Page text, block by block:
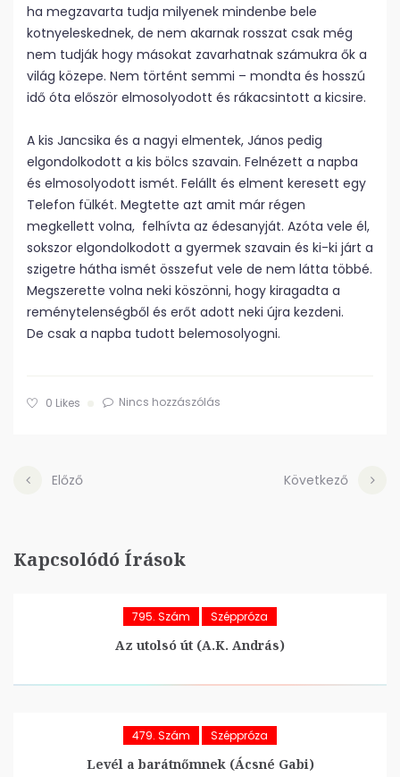
ha megzavarta tudja milyenek mindenbe bele
kotnyeleskednek, de nem akarnak rosszat csak még
nem tudják hogy másokat zavarhatnak számukra ők a
világ közepe. Nem történt semmi – mondta és hosszú
idő óta először elmosolyodott és rákacsintott a kicsire.
A kis Jancsika és a nagyi elmentek, János pedig
elgondolkodott a kis bölcs szavain. Felnézett a napba
és elmosolyodott ismét. Felállt és elment keresett egy
Telefon fülkét. Megtette azt amit már régen
megkellett volna, felhívta az édesanyját. Azóta vele él,
sokszor elgondolkodott a gyermek szavain és ki-ki járt a
szigetre hátha ismét összefut vele de nem látta többé.
Megszerette volna neki köszönni, hogy kiragadta a
reménytelenségből és erőt adott neki újra kezdeni.
De csak a napba tudott belemosolyogni.
0 Likes Nincs hozzászólás
Előző Következő
Kapcsolódó Írások
795. Szám Széppróza
Az utolsó út (A.K. András)
479. Szám Széppróza
Levél a barátnőmnek (Ácsné Gabi)